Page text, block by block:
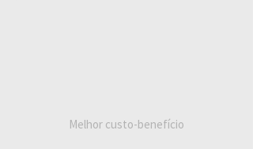
Melhor custo-benefício